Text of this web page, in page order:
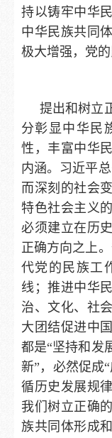
持以铸牢中华
中华民族共同
极大增强，党
提出和树立
分彰显中华民
性，丰富中华
内涵。习近平
而深刻的社会
特色社会主义
必须建立在历
正确方向之上
代党的民族工
线；推进中华
治、文化、社
大团结促进中
都是“坚持和发
新”，必然促成
循历史发展规
我们树立正确
族共同体形成